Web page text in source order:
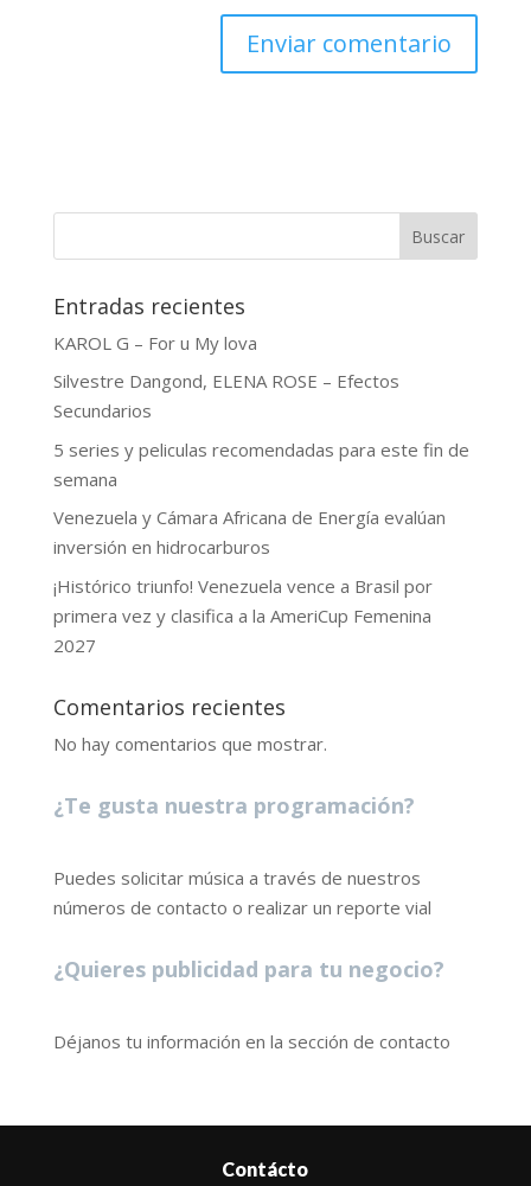
Buscar
Entradas recientes
KAROL G – For u My lova
Silvestre Dangond, ELENA ROSE – Efectos
Secundarios
5 series y peliculas recomendadas para este fin de
semana
Venezuela y Cámara Africana de Energía evalúan
inversión en hidrocarburos
¡Histórico triunfo! Venezuela vence a Brasil por
primera vez y clasifica a la AmeriCup Femenina
2027
Comentarios recientes
No hay comentarios que mostrar.
¿Te gusta nuestra programación?
Puedes solicitar música a través de nuestros
números de contacto o realizar un reporte vial
¿Quieres publicidad para tu negocio?
Déjanos tu información en la sección de contacto
Contácto